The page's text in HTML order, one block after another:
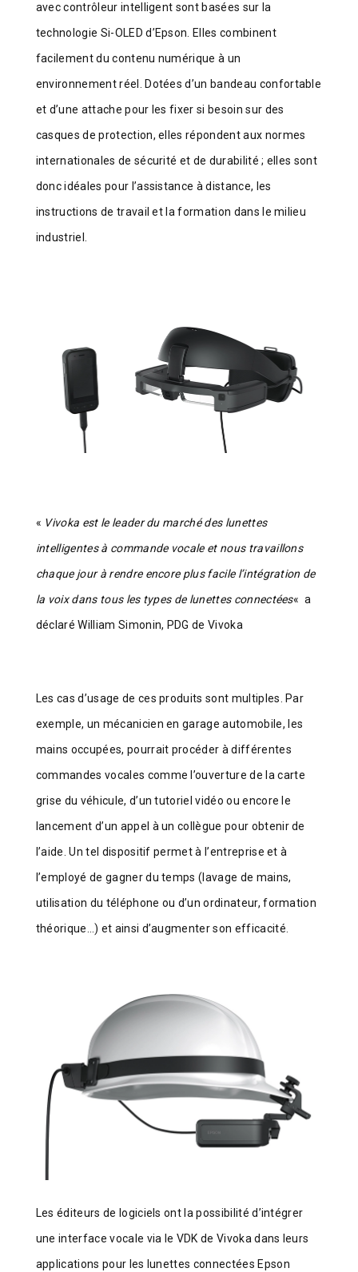
avec contrôleur intelligent sont basées sur la
technologie Si-OLED d’Epson. Elles combinent
facilement du contenu numérique à un
environnement réel. Dotées d’un bandeau confortable
et d’une attache pour les fixer si besoin sur des
casques de protection, elles répondent aux normes
internationales de sécurité et de durabilité ; elles sont
donc idéales pour l’assistance à distance, les
instructions de travail et la formation dans le milieu
industriel.
« Vivoka est le leader du marché des lunettes
intelligentes à commande vocale et nous travaillons
chaque jour à rendre encore plus facile l’intégration de
la voix dans tous les types de lunettes connectées« a
déclaré William Simonin, PDG de Vivoka
Les cas d’usage de ces produits sont multiples. Par
exemple, un mécanicien en garage automobile, les
mains occupées, pourrait procéder à différentes
commandes vocales comme l’ouverture de la carte
grise du véhicule, d’un tutoriel vidéo ou encore le
lancement d’un appel à un collègue pour obtenir de
l’aide. Un tel dispositif permet à l’entreprise et à
l’employé de gagner du temps (lavage de mains,
utilisation du téléphone ou d’un ordinateur, formation
théorique…) et ainsi d’augmenter son efficacité.
Les éditeurs de logiciels ont la possibilité d’intégrer
une interface vocale via le VDK de Vivoka dans leurs
applications pour les lunettes connectées Epson